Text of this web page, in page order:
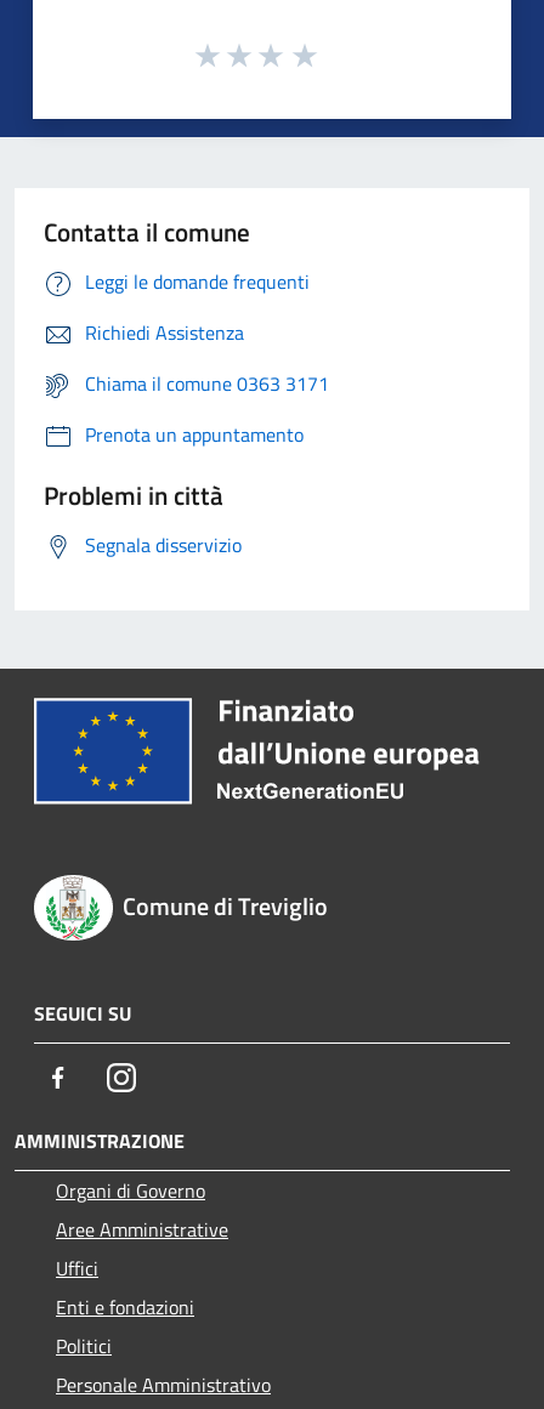
Contatta il comune
Leggi le domande frequenti
Richiedi Assistenza
Chiama il comune 0363 3171
Prenota un appuntamento
Problemi in città
Segnala disservizio
Comune di Treviglio
SEGUICI SU
FacebookInstagram
AMMINISTRAZIONE
Organi di Governo
Aree Amministrative
Uffici
Enti e fondazioni
Politici
Personale Amministrativo